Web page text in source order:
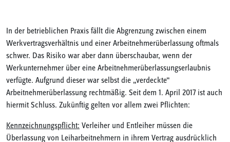
In der betrieblichen Praxis fällt die Abgrenzung zwischen einem
Werkvertragsverhältnis und einer Arbeitnehmerüberlassung oftmals
schwer. Das Risiko war aber dann überschaubar, wenn der
Werkunternehmer über eine Arbeitnehmerüberlassungserlaubnis
verfügte. Aufgrund dieser war selbst die „verdeckte“
Arbeitnehmerüberlassung rechtmäßig. Seit dem 1. April 2017 ist auch
hiermit Schluss. Zukünftig gelten vor allem zwei Pflichten:
Kennzeichnungspflicht: Verleiher und Entleiher müssen die
Überlassung von Leiharbeitnehmern in ihrem Vertrag ausdrücklich